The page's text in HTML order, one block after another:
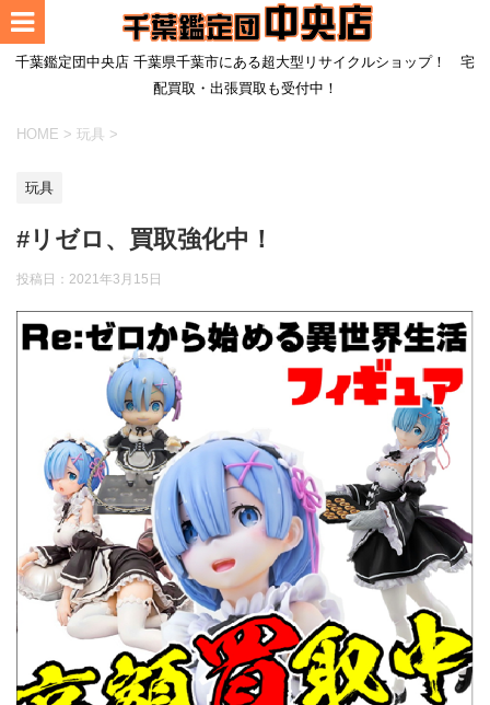
千葉鑑定団中央店 千葉県千葉市にある超大型リサイクルショップ！ 宅
配買取・出張買取も受付中！
HOME > 玩具 >
玩具
#リゼロ、買取強化中！
投稿日： 2021年3月15日